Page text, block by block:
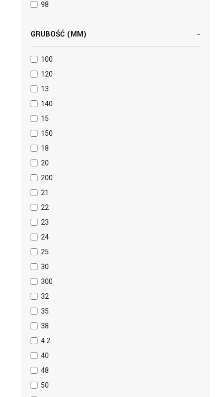
98
GRUBOŚĆ (MM)
100
120
13
140
15
150
18
20
200
21
22
23
24
25
30
300
32
35
38
4.2
40
48
50